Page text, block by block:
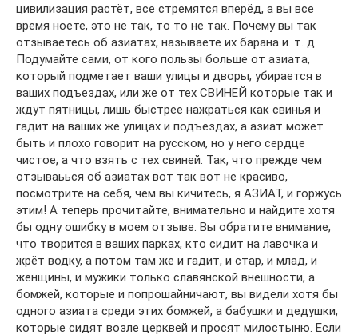
цивилизация растёт, все стремятся вперёд, а вы все
время ноете, это не так, то то не так. Почему вы так
отзываетесь об азиатах, называете их барана и. т. д
Подумайте сами, от кого пользы больше от азиата,
который подметает ваши улицы и дворы, убирается в
ваших подъездах, или же от тех СВИНЕЙ которые так и
ждут пятницы, лишь быстрее нажраться как свинья и
гадит на ваших же улицах и подъездах, а азиат может
быть и плохо говорит на русском, но у него сердце
чистое, а что взять с тех свиней. Так, что прежде чем
отзываьься об азиатах вот так вот не красиво,
посмотрите на себя, чем вы кичитесь, я АЗИАТ, и горжусь
этим! А теперь прочитайте, внимательно и найдите хотя
бы одну ошибку в моем отзыве. Вы обратите внимание,
что творится в ваших парках, кто сидит на лавочка и
жрёт водку, а потом там же и гадит, и стар, и млад, и
женщины, и мужики только славянской внешности, а
бомжей, которые и попрошайничают, вы видели хотя бы
одного азиата среди этих бомжей, а бабушки и дедушки,
которые сидят возле церквей и просят милостыню. Если